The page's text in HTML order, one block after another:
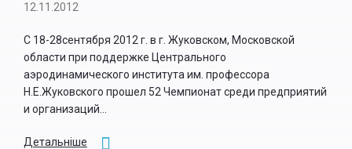
12.11.2012
С 18-28сентября 2012 г. в г. Жуковском, Московской
области при поддержке Центрального
аэродинамического института им. профессора
Н.Е.Жуковского прошел 52 Чемпионат среди предприятий
и организаций...
Детальніше